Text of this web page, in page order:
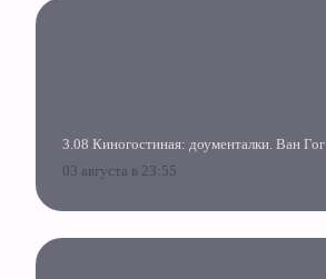
3.08 Киногостиная: доументалки. Ван Гог
03 августа в 23:55